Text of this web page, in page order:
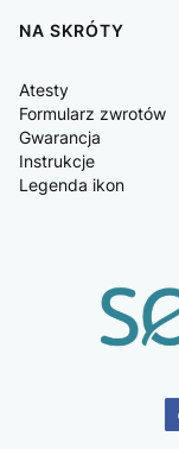
NA SKRÓTY
Atesty
Formularz zwrotów
Gwarancja
Instrukcje
Legenda ikon